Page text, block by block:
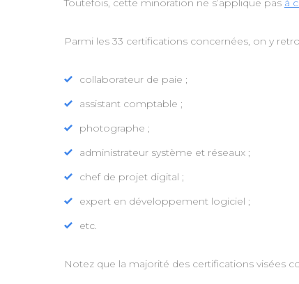
Toutefois, cette minoration ne s’applique pas à
Parmi les 33 certifications concernées, on y
collaborateur de paie ;
assistant comptable ;
photographe ;
administrateur système et réseaux ;
chef de projet digital ;
expert en développement logiciel ;
etc.
Notez que la majorité des certifications visées